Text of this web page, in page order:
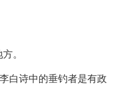
。
白诗中的垂钓者是有政